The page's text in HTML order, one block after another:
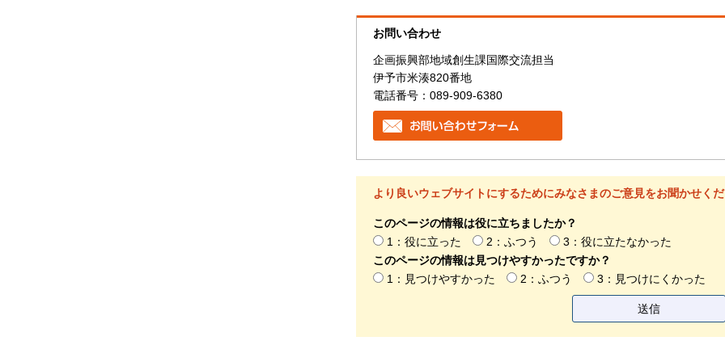
お問い合わせ
企画振興部地域創生課国際交流担当
伊予市米湊820番地
電話番号：089-909-6380
より良いウェブサイトにするためにみなさまのご意見をお聞かせく
このページの情報は役に立ちましたか？
1：役に立った
2：ふつう
3：役に立たなかった
このページの情報は見つけやすかったですか？
1：見つけやすかった
2：ふつう 3：見つけにくかった